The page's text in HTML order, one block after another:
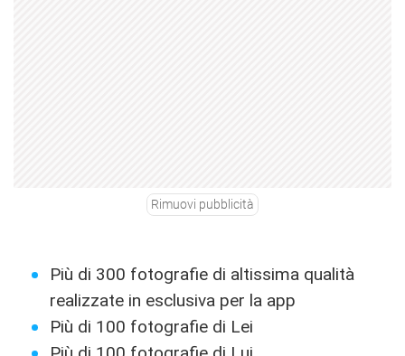
Rimuovi pubblicità
Più di 300 fotografie di altissima qualità
realizzate in esclusiva per la app
Più di 100 fotografie di Lei